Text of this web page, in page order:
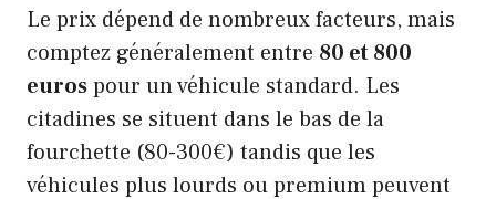
Le prix dépend de nombreux facteurs, mais
comptez généralement entre 80 et 800
eurospour un véhicule standard. Les
citadines se situent dans le bas de la
fourchette (80-300€) tandis que les
véhicules plus lourds ou premium peuvent